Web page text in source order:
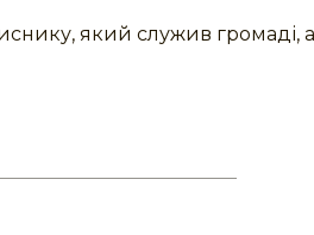
який служив громаді, а